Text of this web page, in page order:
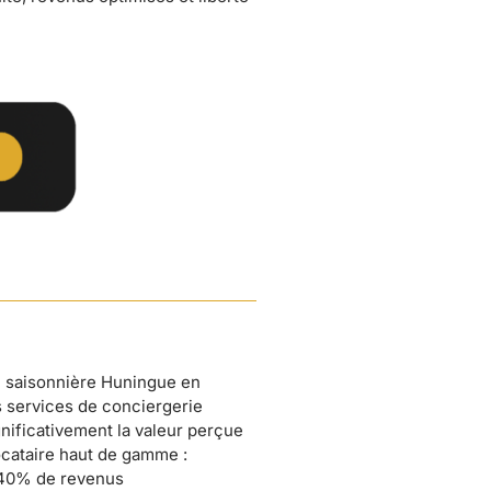
Huningue en
services de conciergerie
la valeur perçue
haut de gamme :
de revenus